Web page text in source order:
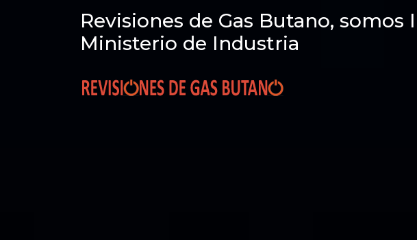
Revisiones de Gas Butano,
Ministerio de Industria